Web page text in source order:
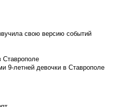
свою версию событий
Ставрополе
9-летней девочки в Ставрополе